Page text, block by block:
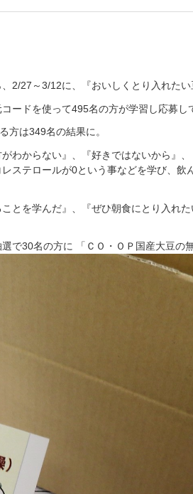
2/27～3/12に、『おいしくとり入れたい
ードを使って495名の方が学習し応募し
方は349名の結果に。
わからない』、『好きではないから』
ステロールが0という事などを学び、
とを学んだ』、『ぜひ朝食にとり入れ
で30名の方に 「ＣＯ・ＯＰ国産大豆の